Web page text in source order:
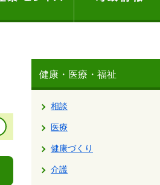
健康・医療・福祉
相談
医療
健康づくり
介護